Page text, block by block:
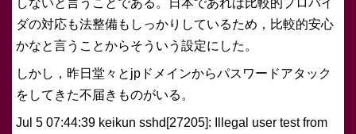
しないと言うことである。日本であれば比較的プロバイ
ダの対応も法整備もしっかりしているため，比較的安心
かなと言うことからそういう設定にした。
しかし，昨日堂々とjpドメインからパスワードアタック
をしてきた不届きものがいる。
Jul 5 07:44:39 keikun sshd[27205]: Illegal user test from